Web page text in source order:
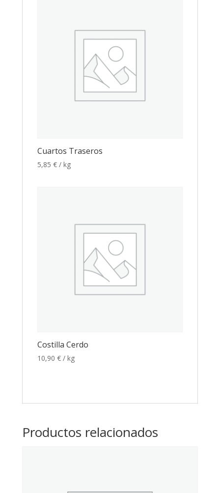
Cuartos Traseros
5,85 € / kg
Costilla Cerdo
10,90 € / kg
Productos relacionados